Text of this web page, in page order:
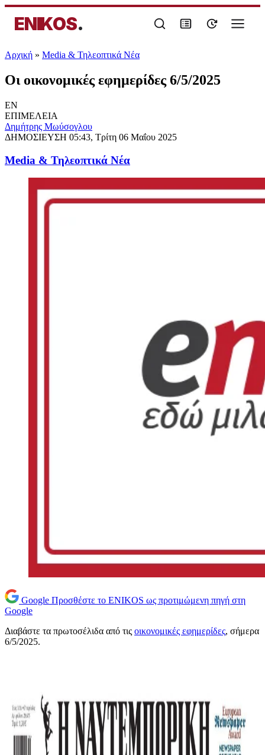
ENIKOS.
Αρχική » Media & Τηλεοπτικά Νέα
Οι οικονομικές εφημερίδες 6/5/2025
EN
ΕΠΙΜΕΛΕΙΑ
Δημήτρης Μωύσογλου
ΔΗΜΟΣΙΕΥΣΗ 05:43, Τρίτη 06 Μαΐου 2025
Media & Τηλεοπτικά Νέα
Google Προσθέστε το ENIKOS ως προτιμώμενη πηγή στη
Google
Διαβάστε τα πρωτοσέλιδα από τις οικονομικές εφημερίδες, σήμερα
6/5/2025.